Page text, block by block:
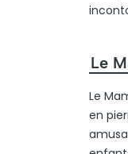
Le
Le
en